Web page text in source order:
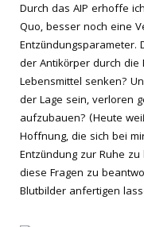
Durch das AIP erhoffe
Quo, besser noch eine
Entzündungsparameter.
der Antikörper durch
Lebensmittel senken?
der Lage sein, verloren
aufzubauen? (Heute
Hoffnung, die sich bei
Entzündung zur Ruhe
diese Fragen zu
Blutbilder anfertigen